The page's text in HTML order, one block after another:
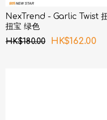
NexTrend - Garlic Twist
扭宝 绿色
HK$180.00
HK$162.00